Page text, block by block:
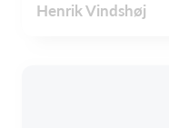
Henrik Vindshøj